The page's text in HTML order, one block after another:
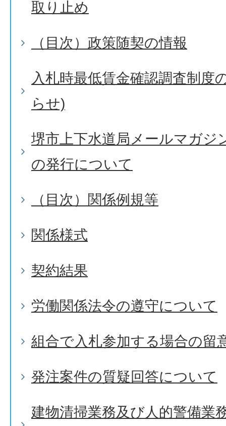
取り止め
（目次）政策随契の情報
入札時最低賃金確認調査制度
らせ)
堺市上下水道局メールマガジ
の発行について
（目次）関係例規等
関係様式
契約結果
労働関係法令の遵守について
組合で入札参加する場合の留
発注案件の質疑回答について
建物清掃業務及び人的警備業